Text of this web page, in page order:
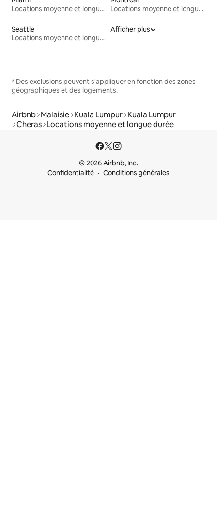
Locations moyenne et longue durée
Locations moyenne et longue durée
Seattle
Locations moyenne et longue durée
Afficher plus
* Des exclusions peuvent s'appliquer en fonction des zones
géographiques et des logements.
Airbnb Malaisie Kuala Lumpur Kuala Lumpur
Cheras Locations moyenne et longue durée
© 2026 Airbnb, Inc.
Confidentialité
Conditions générales